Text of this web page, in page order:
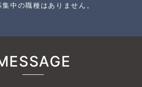
中の職種はありません。